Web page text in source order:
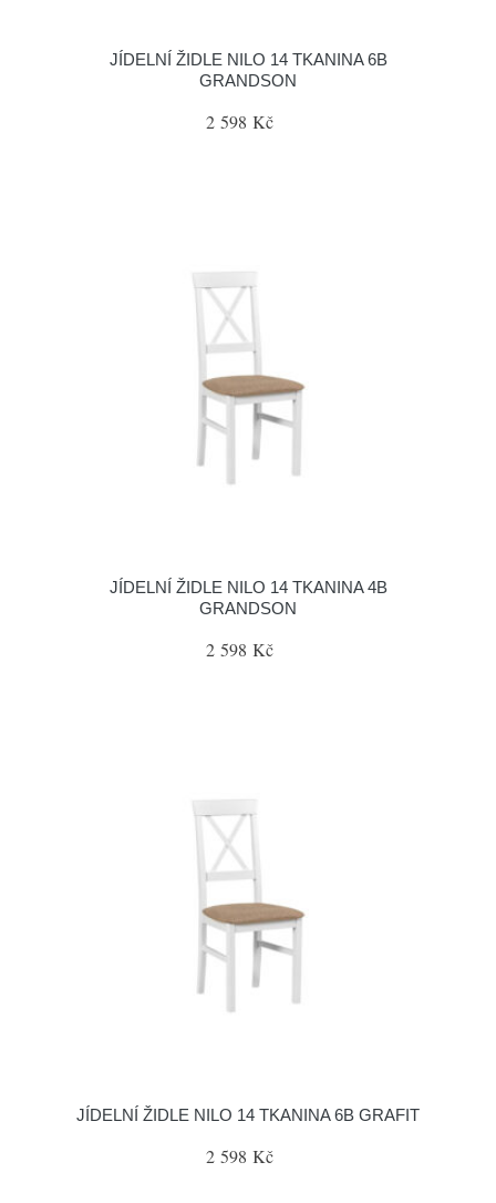
JÍDELNÍ ŽIDLE NILO 14 TKANINA 6B
GRANDSON
2 598 Kč
JÍDELNÍ ŽIDLE NILO 14 TKANINA 4B
GRANDSON
2 598 Kč
JÍDELNÍ ŽIDLE NILO 14 TKANINA 6B GRAFIT
2 598 Kč